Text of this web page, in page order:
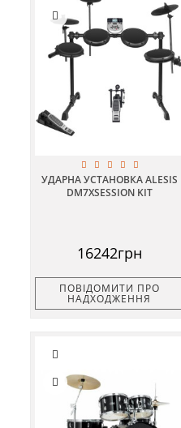
УДАРНА УСТАНОВКА ALESIS
DM7XSESSION KIT
16242грн
ПОВІДОМИТИ ПРО
НАДХОДЖЕННЯ